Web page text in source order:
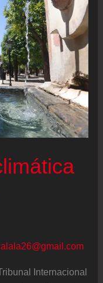
Internacional